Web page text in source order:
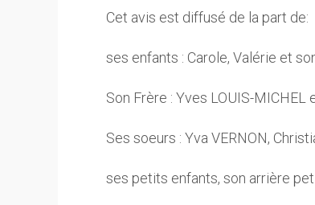
Cet avis est diffusé de la part de:
ses enfants : Carole, Valérie et
Son Frère : Yves LOUIS-
Ses soeurs : Yva VERNON,
ses petits enfants, son arrière